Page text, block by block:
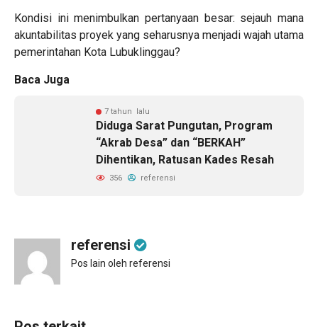
Kondisi ini menimbulkan pertanyaan besar: sejauh mana
akuntabilitas proyek yang seharusnya menjadi wajah utama
pemerintahan Kota Lubuklinggau?
Baca Juga
7 tahun lalu
Diduga Sarat Pungutan, Program
“Akrab Desa” dan “BERKAH”
Dihentikan, Ratusan Kades Resah
356 referensi
referensi
Pos lain oleh referensi